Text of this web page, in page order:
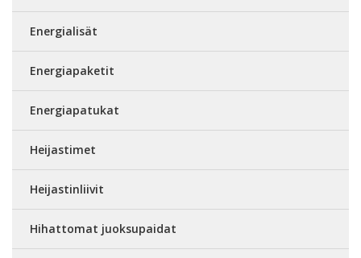
Energialisät
Energiapaketit
Energiapatukat
Heijastimet
Heijastinliivit
Hihattomat juoksupaidat